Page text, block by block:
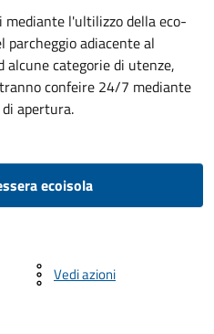
l'ultilizzo della eco-
parcheggio adiacente al
alcune categorie di utenze,
confeire 24/7 mediante
apertura.
ecoisola
Vedi azioni